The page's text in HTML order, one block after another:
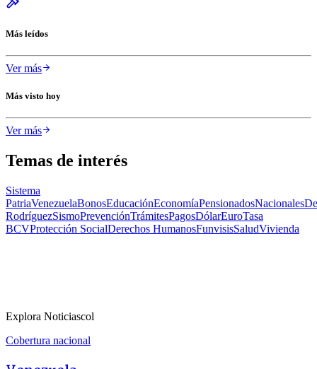
Más leídos
Ver más
Más visto hoy
Ver más
Temas de interés
Sistema
PatriaVenezuelaBonosEducaciónEconomíaPensionadosNacionales
RodríguezSismoPrevenciónTrámitesPagosDólarEuroTasa
BCVProtección SocialDerechos HumanosFunvisisSaludVivienda
Explora Noticiascol
Cobertura nacional